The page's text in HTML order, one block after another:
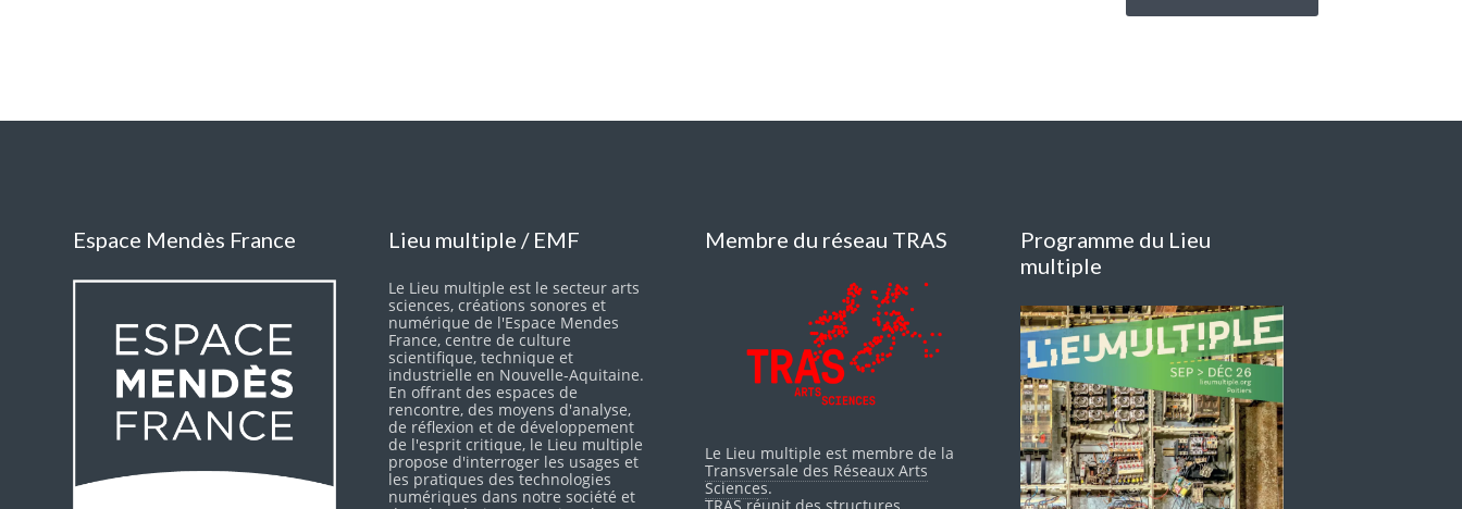
Espace Mendès France Lieu multiple / EMF
Le Lieu multiple est le secteur arts
sciences, créations sonores et
numérique de l'Espace Mendes
France, centre de culture
scientifique, technique et
industrielle en Nouvelle-Aquitaine.
En offrant des espaces de
rencontre, des moyens d'analyse,
de réflexion et de développement
de l'esprit critique, le Lieu multiple
propose d'interroger les usages et
les pratiques des technologies
numériques dans notre société et
Membre du réseau TRAS
Le Lieu multiple est membre de la
Transversale des Réseaux Arts
Sciences.
Programme du Lieu
multiple